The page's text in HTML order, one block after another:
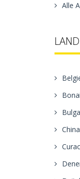
Alle
China